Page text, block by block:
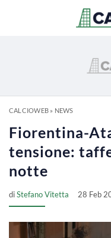
CALCIOWEB» NEWS
Fiorentina-
tensione:
notte
diStefano Vitetta 28 Feb